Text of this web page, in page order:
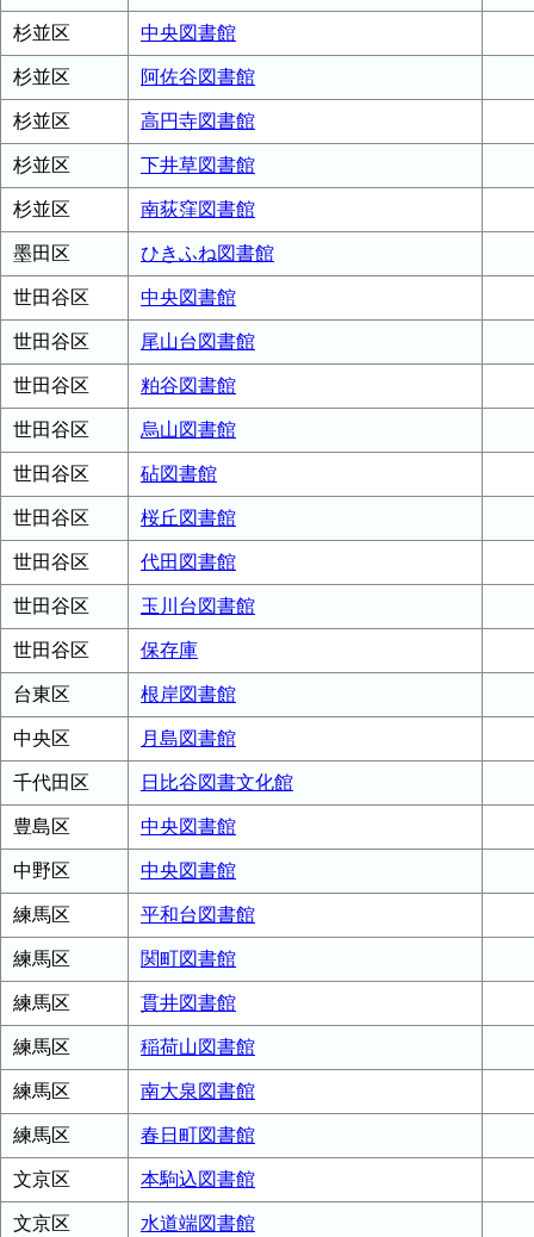
杉並区 中央図書館
杉並区 阿佐谷図書館
杉並区 高円寺図書館
杉並区 下井草図書館
杉並区 南荻窪図書館
墨田区 ひきふね図書館
世田谷区 中央図書館
世田谷区 尾山台図書館
世田谷区 粕谷図書館
世田谷区 烏山図書館
世田谷区 砧図書館
世田谷区 桜丘図書館
世田谷区 代田図書館
世田谷区 玉川台図書館
世田谷区 保存庫
台東区 根岸図書館
中央区 月島図書館
千代田区 日比谷図書文化館
豊島区 中央図書館
中野区 中央図書館
練馬区 平和台図書館
練馬区 関町図書館
練馬区 貫井図書館
練馬区 稲荷山図書館
練馬区 南大泉図書館
練馬区 春日町図書館
文京区 本駒込図書館
文京区 水道端図書館